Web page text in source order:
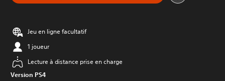
Jeu en ligne facultatif
1 joueur
Lecture à distance prise en charge
Version PS4